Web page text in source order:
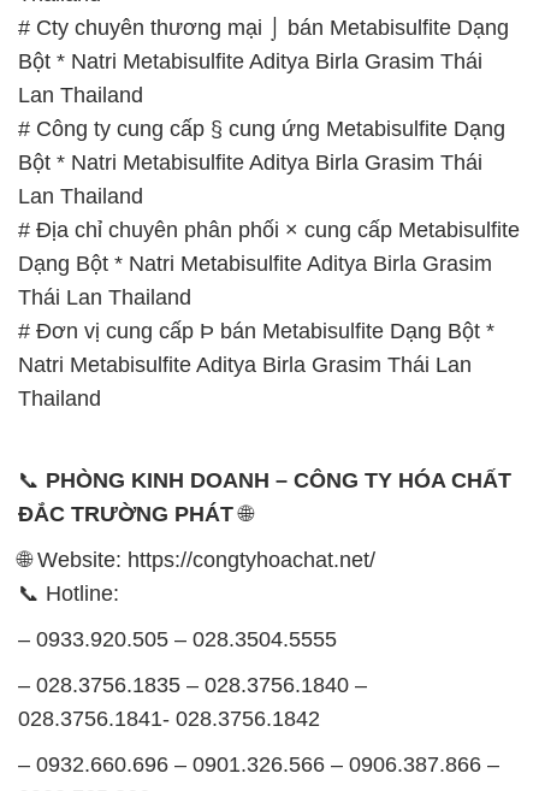
Bột * Natri Metabisulfite Aditya Birla Grasim Thái
Lan Thailand
# Địa chỉ chuyên phân phối × cung cấp Metabisulfite
Dạng Bột * Natri Metabisulfite Aditya Birla Grasim
Thái Lan Thailand
# Đơn vị cung cấp Þ bán Metabisulfite Dạng Bột *
Natri Metabisulfite Aditya Birla Grasim Thái Lan
Thailand
📞PHÒNG KINH DOANH – CÔNG TY HÓA CHẤT
ĐẮC TRƯỜNG PHÁT🌐
🌐 Website: https://congtyhoachat.net/
– 0933.920.505 – 028.3504.5555
028.3756.1841- 028.3756.1842
0902.765.866
📧 Email: hoachat@dactruongphat.vn
TRƯỜNG PHÁT